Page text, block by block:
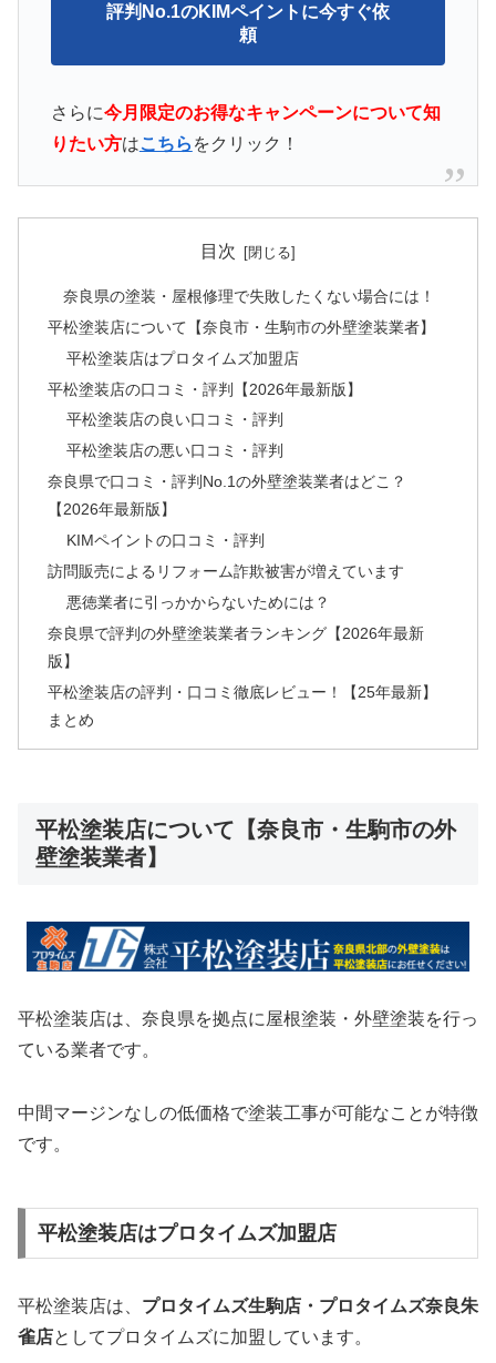
評判No.1のKIMペイントに今すぐ依
頼
さらに今月限定のお得なキャンペーンについて知
りたい方はこちら をクリック！
目次
奈良県の塗装・屋根修理で失敗したくない場合には！
平松塗装店について【奈良市・生駒市の外壁塗装業者】
平松塗装店はプロタイムズ加盟店
平松塗装店の口コミ・評判【2026年最新版】
平松塗装店の良い口コミ・評判
平松塗装店の悪い口コミ・評判
奈良県で口コミ・評判No.1の外壁塗装業者はどこ？
【2026年最新版】
KIMペイントの口コミ・評判
訪問販売によるリフォーム詐欺被害が増えています
悪徳業者に引っかからないためには？
奈良県で評判の外壁塗装業者ランキング【2026年最新
版】
平松塗装店の評判・口コミ徹底レビュー！【25年最新】
まとめ
平松塗装店について【奈良市・生駒市の外
壁塗装業者】
平松塗装店は、奈良県を拠点に屋根塗装・外壁塗装を行っ
ている業者です。
中間マージンなしの低価格で塗装工事が可能なことが特徴
です。
平松塗装店はプロタイムズ加盟店
平松塗装店は、 プロタイムズ生駒店・プロタイムズ奈良朱
雀店としてプロタイムズに加盟しています。